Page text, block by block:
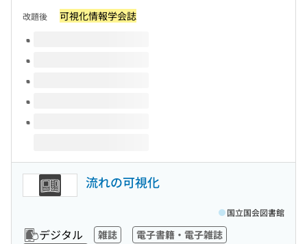
改題後 可視化情報学会誌
このタイトルの巻号
流れの可視化
デジタル 雑誌
電子書籍・電子雑誌
国立国会図書館